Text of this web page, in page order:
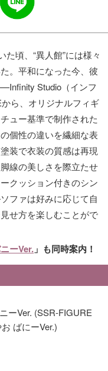
た頃、“異人館”には様々
。​平和になった今、彼
Studio（インフ
ら、オリジナルフィギ
ュー基準で制作された
個性の違いを繊細な表
装で衣装の質感は再現
線の美しさを際立たせ
クッション付きのシン
ファは好みに応じて自
せ方を楽しむことがで
ーVer. 」も同時案内！
ーVer. (SSR-FIGURE
ばにーVer.)